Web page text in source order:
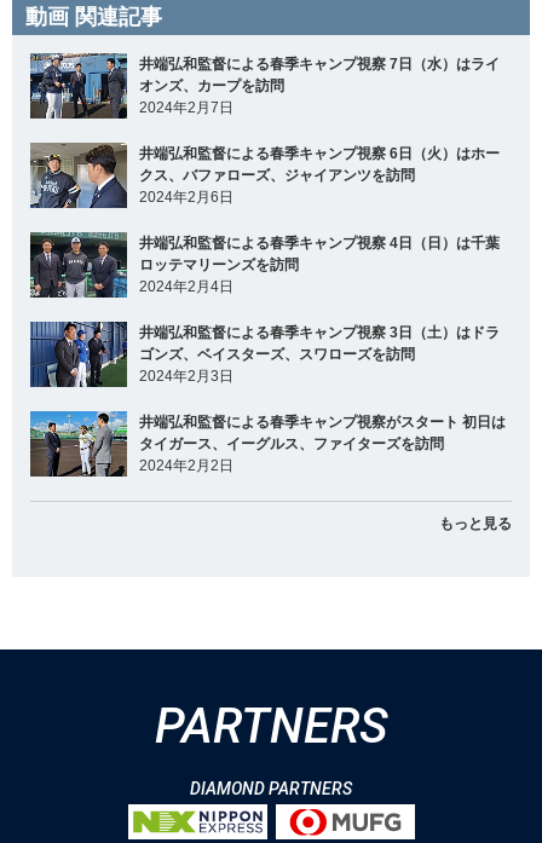
動画 関連記事
井端弘和監督による春季キャンプ視察 7日（水）はライ
オンズ、カープを訪問
2024年2月7日
井端弘和監督による春季キャンプ視察 6日（火）はホー
クス、バファローズ、ジャイアンツを訪問
2024年2月6日
井端弘和監督による春季キャンプ視察 4日（日）は千葉
ロッテマリーンズを訪問
2024年2月4日
井端弘和監督による春季キャンプ視察 3日（土）はドラ
ゴンズ、ベイスターズ、スワローズを訪問
2024年2月3日
井端弘和監督による春季キャンプ視察がスタート 初日は
タイガース、イーグルス、ファイターズを訪問
2024年2月2日
もっと見る
PARTNERS
DIAMOND PARTNERS